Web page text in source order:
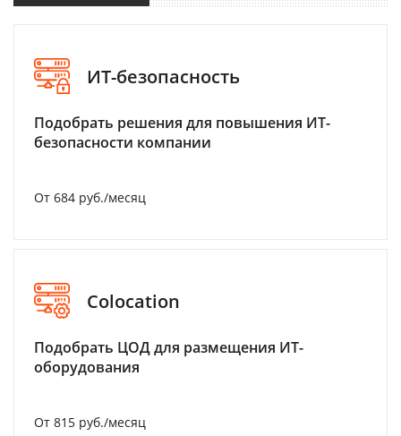
ИТ-безопасность
Подобрать решения для повышения ИТ-
безопасности компании
От 684 руб./месяц
Colocation
Подобрать ЦОД для размещения ИТ-
оборудования
От 815 руб./месяц